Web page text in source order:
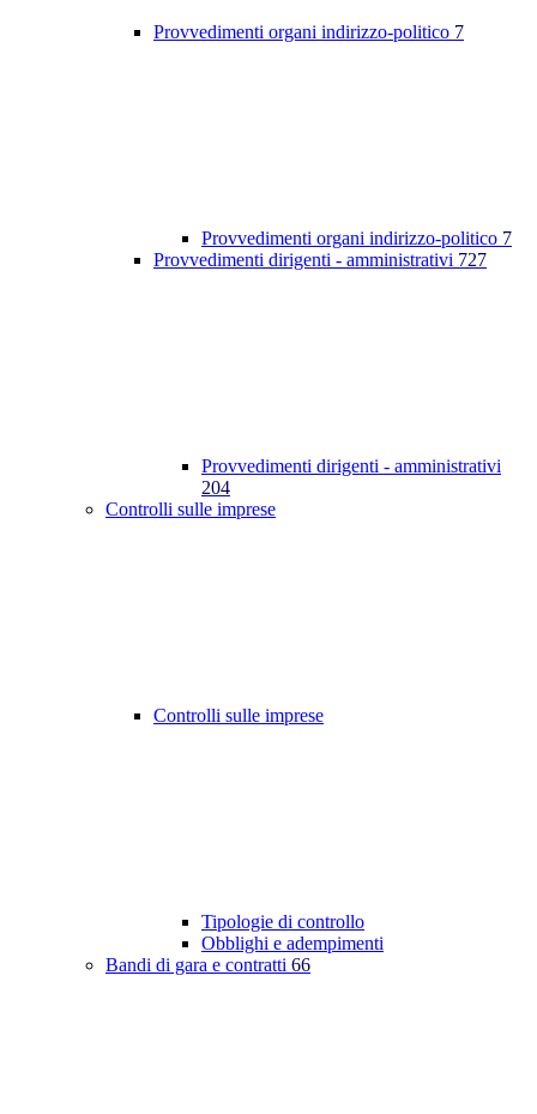
Provvedimenti organi indirizzo-politico 7
Provvedimenti organi indirizzo-politico 7
Provvedimenti dirigenti - amministrativi 727
Provvedimenti dirigenti - amministrativi
204
Controlli sulle imprese
Controlli sulle imprese
Tipologie di controllo
Obblighi e adempimenti
Bandi di gara e contratti 66